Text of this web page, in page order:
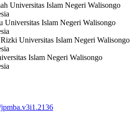
Universitas Islam Negeri Walisongo
Universitas Islam Negeri Walisongo
Rizki Universitas Islam Negeri Walisongo
Islam Negeri Walisongo